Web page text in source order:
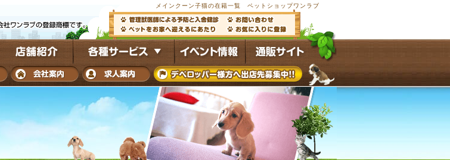
メインクーン子猫の在籍一覧 ペットショップワンラブ